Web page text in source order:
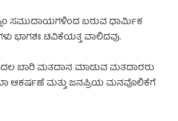
ಸಮುದಾಯಗಳಿಂದ ಬರುವ ಧಾರ್ಮಿಕ
ಭಾಗಶಃ ಟಿವಿಕೆಯತ್ತ ವಾಲಿದವು.
ಬಾರಿ ಮತದಾನ ಮಾಡುವ ಮತದಾರರು
ಮತ್ತು ಜನಪ್ರಿಯ ಮನವೊಲಿಕೆಗೆ